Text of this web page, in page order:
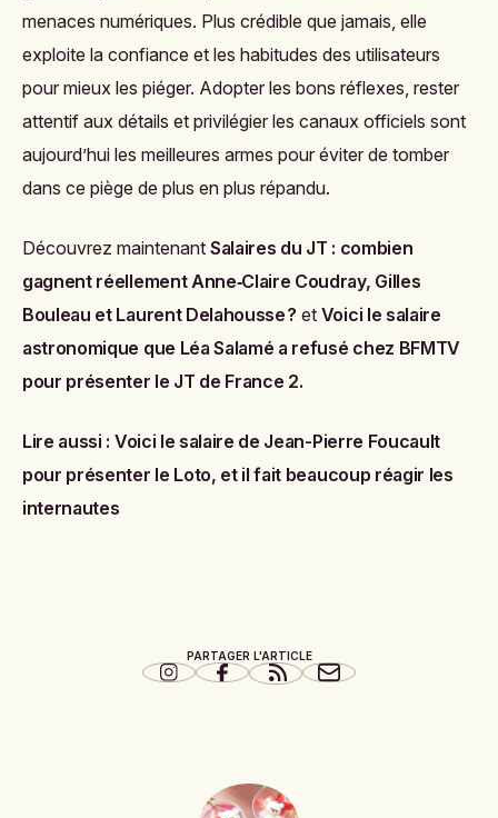
menaces numériques. Plus crédible que jamais, elle
exploite la confiance et les habitudes des utilisateurs
pour mieux les piéger. Adopter les bons réflexes, rester
attentif aux détails et privilégier les canaux officiels sont
aujourd’hui les meilleures armes pour éviter de tomber
dans ce piège de plus en plus répandu.
Découvrez maintenant Salaires du JT : combien
gagnent réellement Anne‑Claire Coudray, Gilles
Bouleau et Laurent Delahousse ? et Voici le salaire
astronomique que Léa Salamé a refusé chez BFMTV
pour présenter le JT de France 2.
Lire aussi : Voici le salaire de Jean-Pierre Foucault
pour présenter le Loto, et il fait beaucoup réagir les
internautes
PARTAGER L'ARTICLE